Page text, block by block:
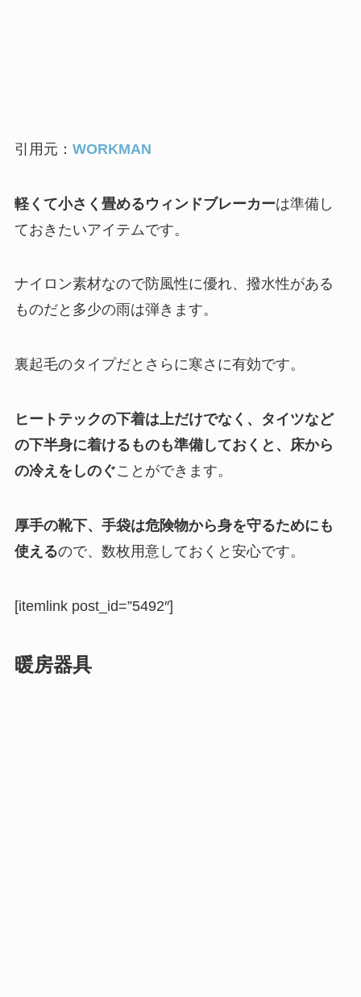
引用元： WORKMAN
軽くて小さく畳めるウィンドブレーカーは準備し
ておきたいアイテムです。
ナイロン素材なので防風性に優れ、撥水性がある
ものだと多少の雨は弾きます。
裏起毛のタイプだとさらに寒さに有効です。
ヒートテックの下着は上だけでなく、タイツなど
の下半身に着けるものも準備しておくと、床から
の冷えをしのぐことができます。
厚手の靴下、手袋は危険物から身を守るためにも
使えるので、数枚用意しておくと安心です。
[itemlink post_id=”5492″]
暖房器具